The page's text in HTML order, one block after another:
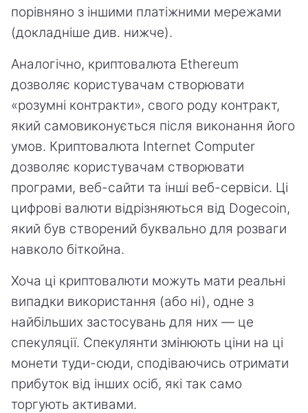
порівняно з іншими платіжними мережами
(докладніше див. нижче).
Аналогічно, криптовалюта Ethereum
дозволяє користувачам створювати
«розумні контракти», свого роду контракт,
який самовиконується після виконання його
умов. Криптовалюта Internet Computer
дозволяє користувачам створювати
програми, веб-сайти та інші веб-сервіси. Ці
цифрові валюти відрізняються від Dogecoin,
який був створений буквально для розваги
навколо біткойна.
Хоча ці криптовалюти можуть мати реальні
випадки використання (або ні), одне з
найбільших застосувань для них — це
спекуляції. Спекулянти змінюють ціни на ці
монети туди-сюди, сподіваючись отримати
прибуток від інших осіб, які так само
торгують активами.